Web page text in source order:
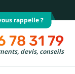
rappelle ?
78 31 79
devis, conseils